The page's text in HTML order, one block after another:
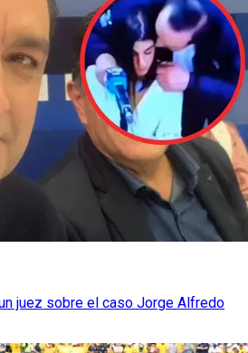
juez sobre el caso Jorge Alfredo